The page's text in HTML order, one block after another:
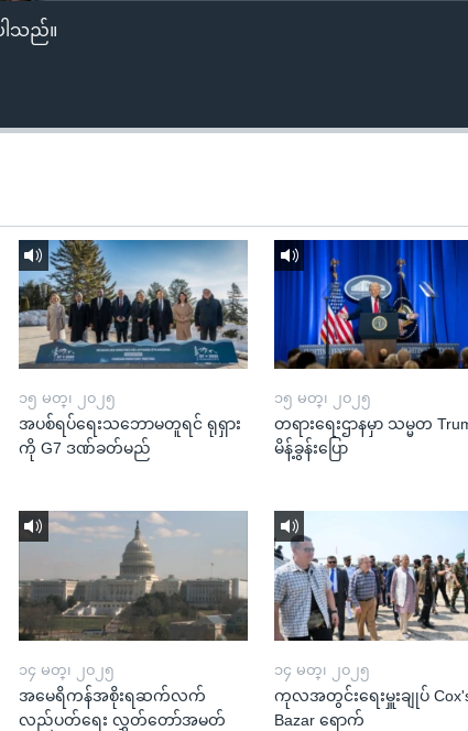
ါသည်။
၁၅ မတ္၊ ၂၀၂၅
အပစ်ရပ်ရေးသဘောမတူရင် ရုရှား
ကို G7 ဒဏ်ခတ်မည်
၁၅ မတ္၊ ၂၀၂၅
တရားရေးဌာနမှာ သမ္မတ
မိန့်ခွန်းပြော
၁၄ မတ္၊ ၂၀၂၅
အမေရိကန်အစိုးရဆက်လက်
လည်ပတ်ရေး လွှတ်တော်အမတ်
၁၄ မတ္၊ ၂၀၂၅
ကုလအတွင်းရေးမှူးချုပ်
Bazar ရောက်